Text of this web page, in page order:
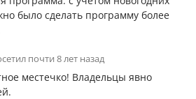
было сделать программу более
почти 8 лет назад
местечко! Владельцы явно